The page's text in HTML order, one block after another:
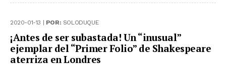
2020-01-13 | POR: SOLODUQUE
¡Antes de ser subastada! Un “inusual”
ejemplar del “Primer Folio” de Shakespeare
aterriza en Londres